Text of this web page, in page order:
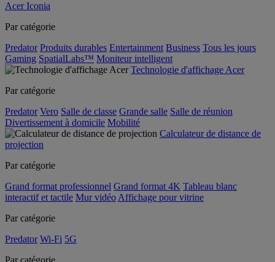
Acer Iconia
Par catégorie
Predator Produits durables Entertainment Business Tous les jours
Gaming SpatialLabs™ Moniteur intelligent
Technologie d'affichage Acer
Par catégorie
Predator Vero Salle de classe Grande salle Salle de réunion
Divertissement à domicile Mobilité
Calculateur de distance de
projection
Par catégorie
Grand format professionnel Grand format 4K Tableau blanc
interactif et tactile Mur vidéo Affichage pour vitrine
Par catégorie
Predator Wi-Fi 5G
Par catégorie